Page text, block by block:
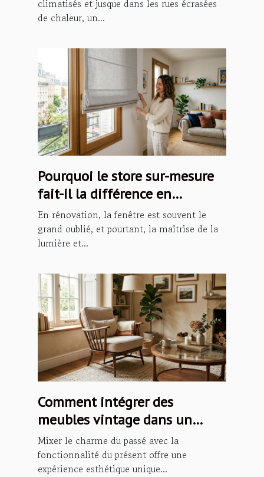
climatisés et jusque dans les rues écrasées
de chaleur, un...
Pourquoi le store sur-mesure
fait-il la différence en
rénovation ?
En rénovation, la fenêtre est souvent le
grand oublié, et pourtant, la maîtrise de la
lumière et...
Comment intégrer des
meubles vintage dans un
intérieur moderne ?
Mixer le charme du passé avec la
fonctionnalité du présent offre une
expérience esthétique unique...